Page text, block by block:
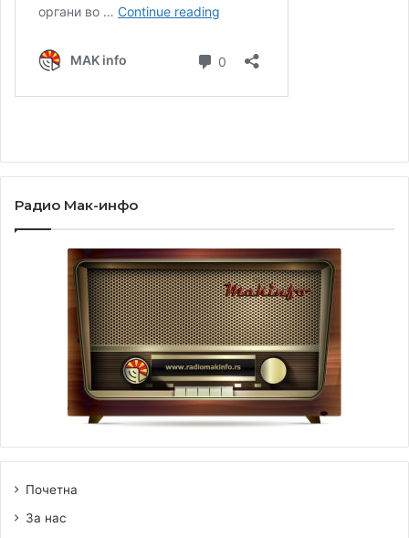
Радио Мак-инфо
Почетна
За нас